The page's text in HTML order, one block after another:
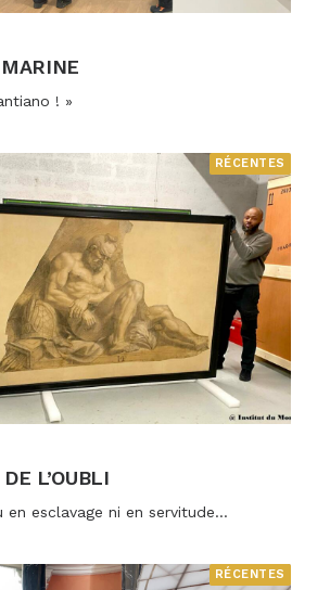
! »
RÉCENTES
L’OUBLI
en esclavage ni en servitude...
RÉCENTES